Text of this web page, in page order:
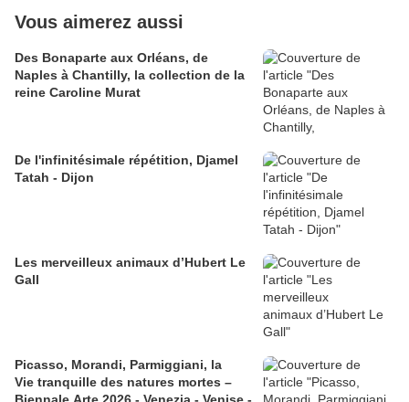
Vous aimerez aussi
Des Bonaparte aux Orléans, de
Naples à Chantilly, la collection de la
reine Caroline Murat
​​​​​​​De l'infinitésimale répétition, Djamel
Tatah - Dijon
Les merveilleux animaux d’Hubert Le
Gall
Picasso, Morandi, Parmiggiani, la
Vie tranquille des natures mortes –